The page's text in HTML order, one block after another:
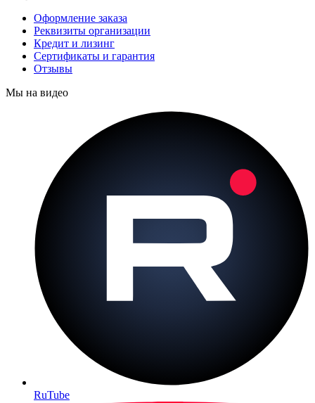
Оформление заказа
Реквизиты организации
Кредит и лизинг
Сертификаты и гарантия
Отзывы
Мы на видео
RuTube